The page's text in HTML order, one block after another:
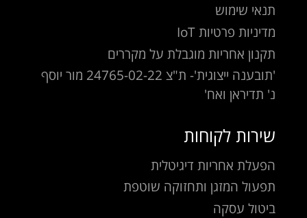
תנאי שימוש
מדיניות פרטיות IoT
תקנון אחריות מוגבלת על מקררים
'תובענה ייצוגית'- ת"צ 24765-02-22 מור יוסף
נ' תדיראן ואח'
שירות לקוחות
הפעלת אחריות דיגיטלית
תפעול המזגן ותחזוקה שוטפת
ביטול עסקה